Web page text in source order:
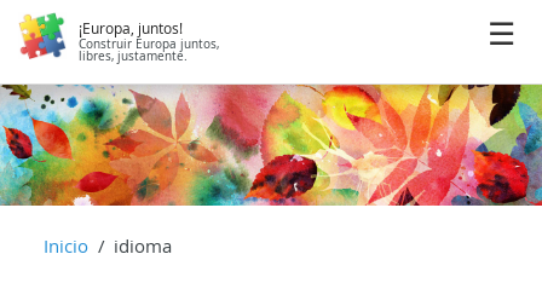
¡Europa, juntos!
Construir Europa juntos,
libres, justamente.
Inicio idioma